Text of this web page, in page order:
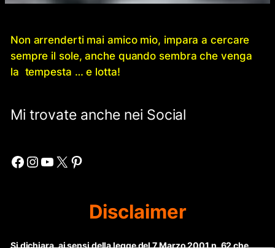
Non arrenderti mai amico mio, impara a cercare
sempre il sole, anche quando sembra che venga
la tempesta … e lotta!
Mi trovate anche nei Social
Facebook Instagram YouTube X Pinterest
Disclaimer
Si dichiara, ai sensi della legge del 7 Marzo 2001 n. 62 che